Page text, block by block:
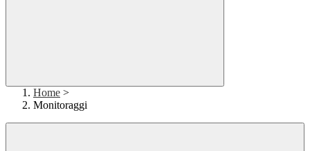
Home >
Monitoraggi